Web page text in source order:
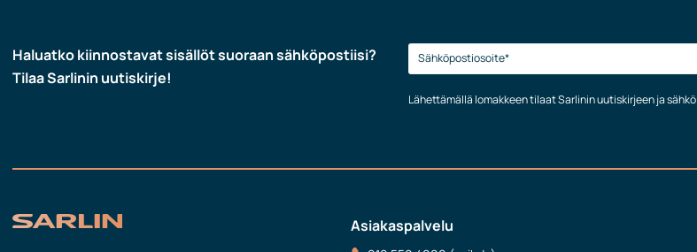
Haluatko kiinnostavat sisällöt suoraan sähköpostiisi?
Tilaa Sarlinin uutiskirje!
Lähettämällä lomakkeen tilaat Sarlinin uutiskirjeen ja
Asiakaspalvelu